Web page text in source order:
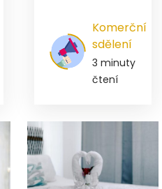
Komerční
sdělení
3 minuty
čtení